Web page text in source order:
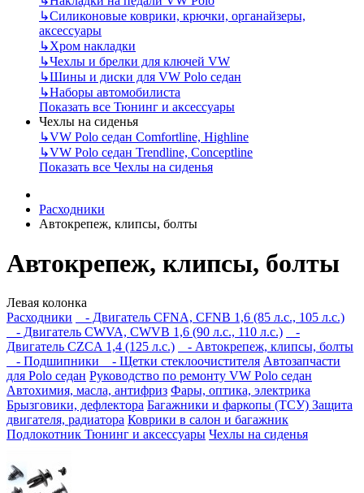
↳Силиконовые коврики, крючки, органайзеры,
аксессуары
↳Хром накладки
↳Чехлы и брелки для ключей VW
↳Шины и диски для VW Polo седан
↳Наборы автомобилиста
Показать все Тюнинг и аксессуары
Чехлы на сиденья
↳VW Polo седан Comfortline, Highline
↳VW Polo седан Trendline, Conceptline
Показать все Чехлы на сиденья
Расходники
Автокрепеж, клипсы, болты
Автокрепеж, клипсы, болты
Левая колонка
Расходники
- Двигатель CFNA, CFNB 1,6 (85 л.с., 105 л.с.)
- Двигатель CWVA, CWVB 1,6 (90 л.с., 110 л.с.)
-
Двигатель CZCA 1,4 (125 л.с.)
- Автокрепеж, клипсы, болты
- Подшипники
- Щетки стеклоочистителя Автозапчасти
для Polo седан Руководство по ремонту VW Polo седан
Автохимия, масла, антифриз Фары, оптика, электрика
Брызговики, дефлектора Багажники и фаркопы (ТСУ) Защита
двигателя, радиатора Коврики в салон и багажник
Подлокотник Тюнинг и аксессуары Чехлы на сиденья